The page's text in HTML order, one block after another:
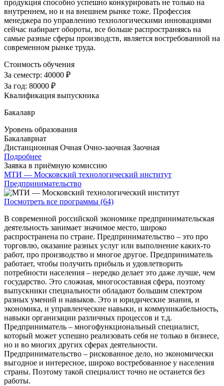
продукция способно успешно конкурировать не только на
внутреннем, но и на внешнем рынке тоже. Профессия
менеджера по управлению технологическими инновациями
сейчас набирает обороты, все больше распространяясь на
самые разные сферы производств, является востребованной на
современном рынке труда.
Стоимость обучения
За семестр: 40000 ₽
За год: 80000 ₽
Квалификация выпускника
Бакалавр
Уровень образования
Бакалавриат
Дистанционная Очная Очно-заочная Заочная
Подробнее
Заявка в приёмную комиссию
МТИ — Московский технологический институт
Предпринимательство
Посмотреть все программы (64)
В современной российской экономике предпринимательская
деятельность занимает значимое место, широко
распространена по стране. Предпринимательство – это про
торговлю, оказание разных услуг или выполнение каких-то
работ, про производство и многое другое. Предприниматель
работает, чтобы получить прибыль и удовлетворить
потребности населения – нередко делает это даже лучше, чем
государство. Это сложная, многосоставная сфера, поэтому
выпускники специальности обладают большим спектром
разных умений и навыков. Это и юридические знания, и
экономика, и управленческие навыки, и коммуникабельность,
навыки организации различных процессов и т.д.
Предприниматель – многофункциональный специалист,
который может успешно реализовать себя не только в бизнесе,
но и во многих других сферах деятельности.
Предпринимательство – рискованное дело, но экономически
выгодное и интересное, широко востребованное у населения
страны. Поэтому такой специалист точно не останется без
работы.